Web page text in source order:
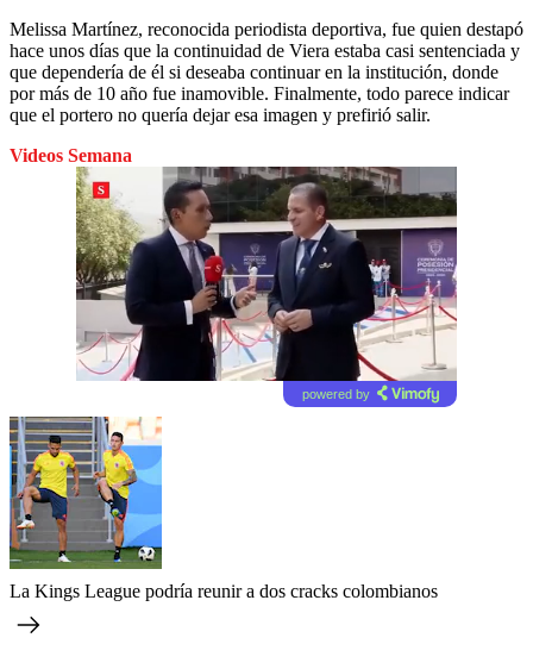
Melissa Martínez, reconocida periodista deportiva, fue quien destapó
hace unos días que la continuidad de Viera estaba casi sentenciada y
que dependería de él si deseaba continuar en la institución, donde
por más de 10 año fue inamovible. Finalmente, todo parece indicar
que el portero no quería dejar esa imagen y prefirió salir.
Videos Semana
powered by
La Kings League podría reunir a dos cracks colombianos